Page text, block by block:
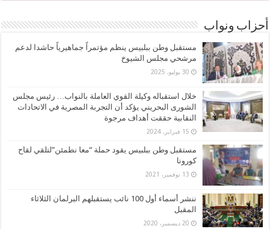
أحزاب ونواب
مستقبل وطن ببلبيس ينظم مؤتمراً جماهيرياً حاشدا لدعم
مرشحي مجلس الشيوخ
30 يوليو، 2025
خلال استقباله وكيلة القوي العاملة بالنواب… رئيس مجلس
الشورى البحريني يؤكد أن التجربة المصرية في الاتحادات
النقابية حققت أهداف مرجوة
15 فبراير، 2024
مستقبل وطن ببلبيس يقود حملة “معا نطمئن”لتلقي لقاح
كورونا
13 نوفمبر، 2021
ننشر أسماء أول 100 نائب يستقبلهم البرلمان الثلاثاء
المقبل
20 ديسمبر، 2020